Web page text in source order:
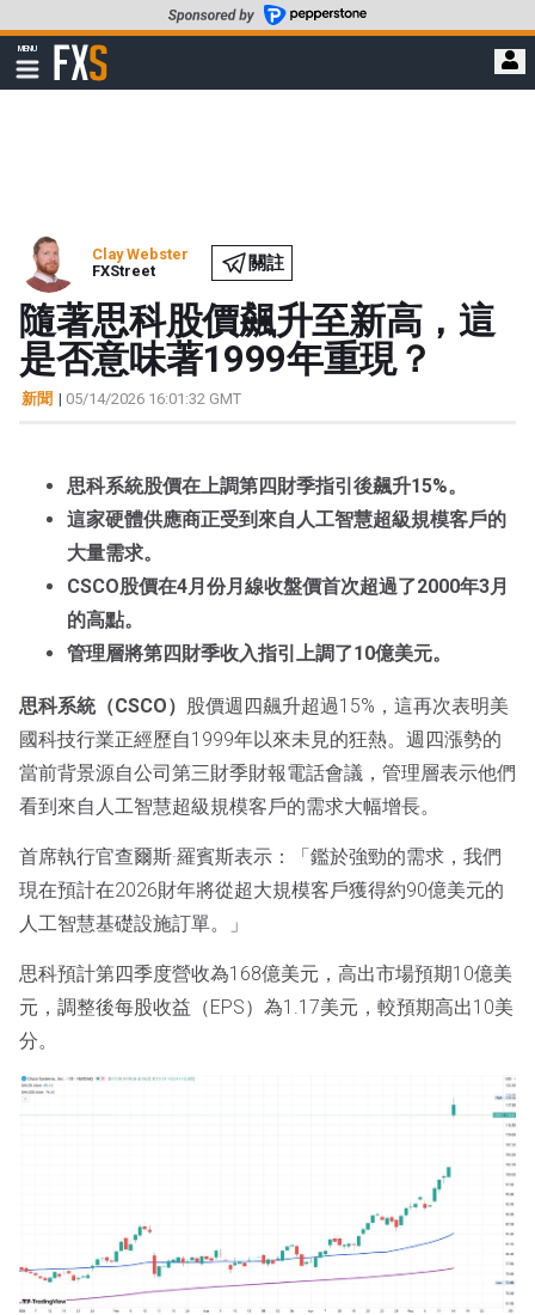
至
要
MENU
顯
示
FXStreet
Clay Webster
FXStreet
關註
隨著思科股價飆升至新高，這
是否意味著1999年重現？
新聞 | 05/14/2026 16:01:32 GMT
思科系統股價在上調第四財季指引後飆升15%。
這家硬體供應商正受到來自人工智慧超級規模客戶的
大量需求。
CSCO股價在4月份月線收盤價首次超過了2000年3月
的高點。
管理層將第四財季收入指引上調了10億美元。
思科系統（CSCO） 股價週四飆升超過15%，這再次表明美
國科技行業正經歷自1999年以來未見的狂熱。週四漲勢的
當前背景源自公司第三財季財報電話會議，管理層表示他們
看到來自人工智慧超級規模客戶的需求大幅增長。
首席執行官查爾斯·羅賓斯表示：「鑑於強勁的需求，我們
現在預計在2026財年將從超大規模客戶獲得約90億美元的
人工智慧基礎設施訂單。」
思科預計第四季度營收為168億美元，高出市場預期10億美
元，調整後每股收益（EPS）為1.17美元，較預期高出10美
分。